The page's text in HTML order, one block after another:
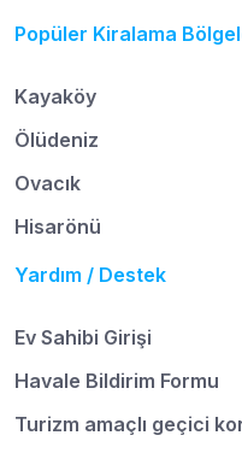
Popüler Kiralama
Kayaköy
Ölüdeniz
Ovacık
Hisarönü
Yardım / Destek
Ev Sahibi Girişi
Havale Bildirim Formu
Turizm amaçlı geçici